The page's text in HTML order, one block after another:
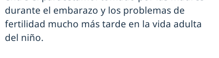
durante el embarazo y los problemas de
fertilidad mucho más tarde en la vida adulta
del niño.